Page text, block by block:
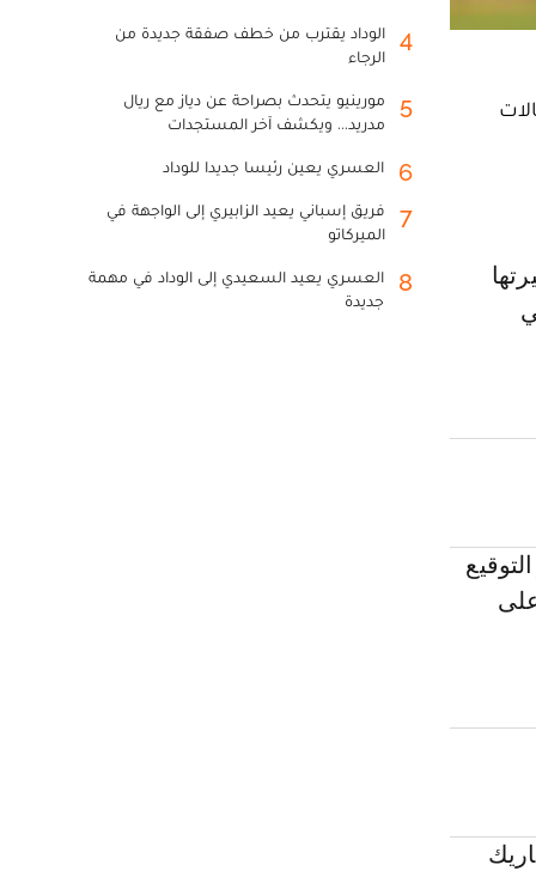
على
4
الوداد يقترب من خطف صفقة جديدة من
الرجاء
5
مورينيو يتحدث بصراحة عن دياز مع ريال
مدريد... ويكشف آخر المستجدات
6 العسري يعين رئيسا جديدا للوداد
7
فريق إسباني يعيد الزابيري إلى الواجهة في
الميركاتو
8
العسري يعيد السعيدي إلى الوداد في مهمة
جديدة